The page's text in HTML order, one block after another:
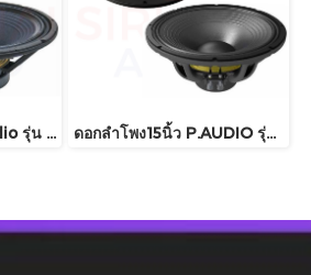
ดอกลำโพง15นิ้ว P.audio รุ่น C15-300MB ดอกลำโพง15นิ้ว P.AUDIO รุ่น GM15-88N